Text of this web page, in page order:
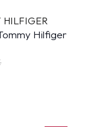
HILFIGER
Hilfiger